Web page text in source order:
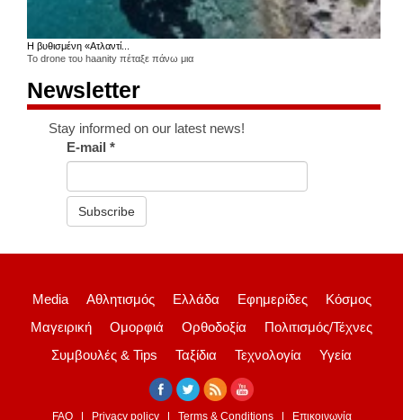
Η βυθισμένη «Ατλαντί...
Το drone του haanity πέταξε πάνω μια
Newsletter
Stay informed on our latest news!
E-mail*
Subscribe
Media Αθλητισμός Ελλάδα Εφημερίδες
Κόσμος
Μαγειρική
Ομορφιά Ορθοδοξία
Πολιτισμός/Τέχνες
Συμβουλές & Tips
Ταξίδια Τεχνολογία Υγεία
FAQ Privacy policy Terms & Conditions Επικοινωνία